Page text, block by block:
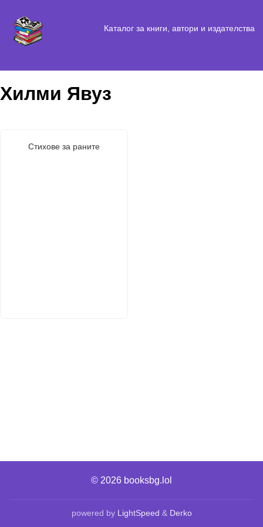
Каталог за книги, автори и издателства
Хилми Явуз
Стихове за раните
© 2026 booksbg.lol
powered by LightSpeed & Derko